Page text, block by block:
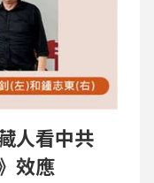
衡，關鍵在於背
與技術支持。德
將美軍拖入耗損
目的是速戰速
質佔領治理，其
人看中共
效應